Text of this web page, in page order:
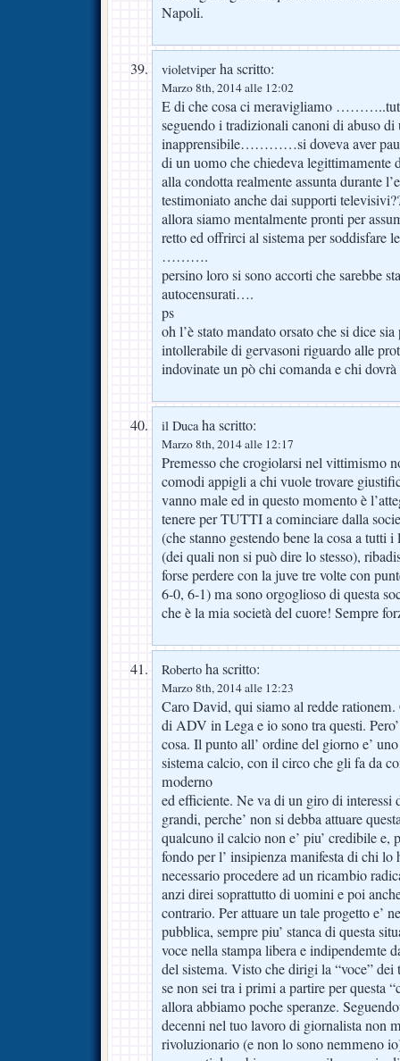
Napoli.
violetviper ha scritto:
Marzo 8th, 2014 alle 12:02
E di che cosa ci meravigliamo
seguendo i tradizionali canoni di abuso
inapprensibile…………si doveva aver
di un uomo che chiedeva legittimamente
alla condotta realmente assunta durante
testimoniato anche dai supporti
allora siamo mentalmente pronti per
retto ed offrirci al sistema per soddisfare
……….
persino loro si sono accorti che sarebbe
autocensurati….
ps
oh l’è stato mandato orsato che si dice
intollerabile di gervasoni riguardo alle
indovinate un pò chi comanda e chi dovrà
il Ducaha scritto:
Marzo 8th, 2014 alle 12:17
Premesso che crogiolarsi nel vittimismo
comodi appigli a chi vuole trovare
vanno male ed in questo momento è
tenere per TUTTI a cominciare dalla
(che stanno gestendo bene la cosa a
(dei quali non si può dire lo stesso),
forse perdere con la juve tre volte con
6-0, 6-1) ma sono orgoglioso di questa
che è la mia società del cuore! Sempre
Roberto ha scritto:
Marzo 8th, 2014 alle 12:23
Caro David, qui siamo al redde
di ADV in Lega e io sono tra questi.
cosa. Il punto all’ ordine del giorno e’
sistema calcio, con il circo che gli fa da
moderno
ed efficiente. Ne va di un giro di interessi
grandi, perche’ non si debba attuare
qualcuno il calcio non e’ piu’ credibile e,
fondo per l’ insipienza manifesta di chi lo
necessario procedere ad un ricambio
anzi direi soprattutto di uomini e poi
contrario. Per attuare un tale progetto e’
pubblica, sempre piu’ stanca di questa
voce nella stampa libera e indipendemte
del sistema. Visto che dirigi la “voce”
se non sei tra i primi a partire per questa
allora abbiamo poche speranze.
decenni nel tuo lavoro di giornalista non
rivoluzionario (e non lo sono nemmeno